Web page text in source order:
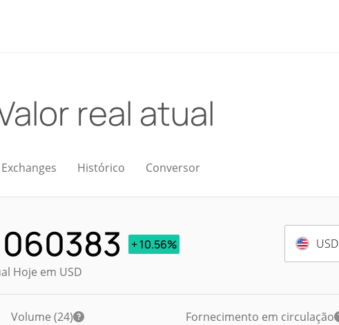
real atual
Exchanges Histórico Conversor
+ 10.56%
Hoje em USD
USD
Volume (24)
Fornecimento em circulação